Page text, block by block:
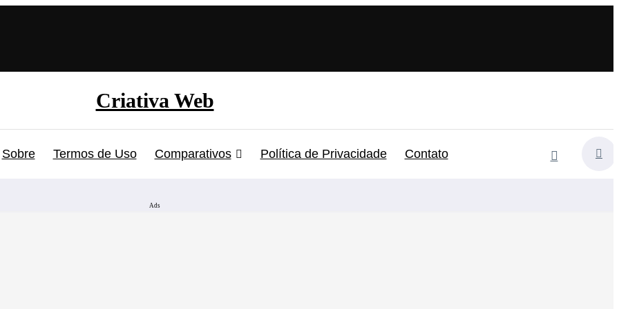
Criativa Web
Sobre Termos de Uso Comparativos Política de Privacidade Contato
Ads